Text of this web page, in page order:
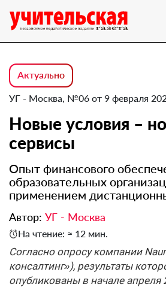
Актуально
УГ - Москва, №06 от 9 февраля
Новые условия –
сервисы
Опыт финансового
образовательных
применением
Автор: УГ - Москва
На чтение: ≈ 12 мин.
Согласно опросу компании
консалтинг»), результаты
опубликованы в начале апреля